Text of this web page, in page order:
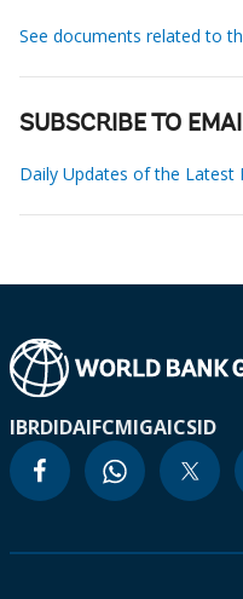
See documents related to
SUBSCRIBE TO
Daily Updates of the
IBRDIDAIFCMIGAICSID